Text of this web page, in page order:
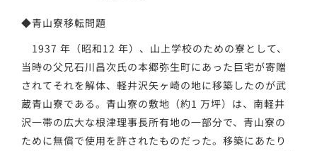
◆青山寮移転問題
1937 年（昭和12 年）、山上学校のための寮として、
当時の父兄石川昌次氏の本郷弥生町にあった巨宅が寄贈
されてそれを解体、軽井沢矢ヶ崎の地に移築したのが武
蔵青山寮である。青山寮の敷地（約1 万坪）は、南軽井
沢一帯の広大な根津理事長所有地の一部分で、青山寮の
ために無償で使用を許されたものだった。移築にあたり